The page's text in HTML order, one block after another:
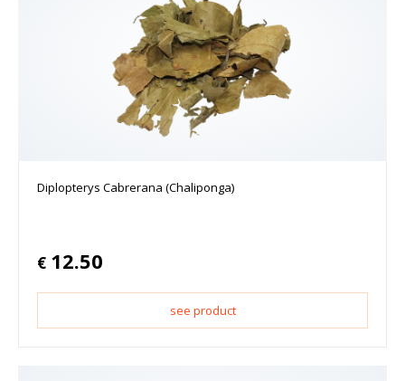
Diplopterys Cabrerana (Chaliponga)
€ 12.50
see product